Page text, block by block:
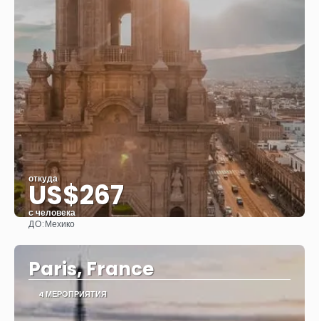
откуда
US$267
с человека
ДО:Мехико
Paris, France
4 МЕРОПРИЯТИЯ